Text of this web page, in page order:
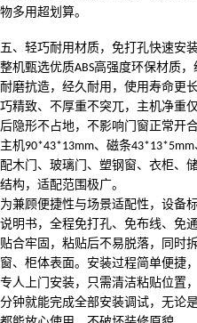
物多用超划算。
五、 轻巧耐用材质，免打孔快速安
整机甄选优质ABS高强度环保材质，
耐磨抗造，经久耐用，使用寿命更
巧精致、不厚重不突兀，主机净重仅
后隐形不占地，不影响门窗正常开
主机90*43*13mm、磁条43*13*5mm
配木门、玻璃门、塑钢窗、衣柜、
结构，适配范围极广。
为兼顾便捷性与场景适配性，设备
说明书，全程免打孔、免布线、免
贴合牢固，粘贴后不易脱落，同时
窗、柜体表面。安装过程简单便捷
专人上门安装，只需清洁粘贴位置
分钟就能完成全部安装调试，无论